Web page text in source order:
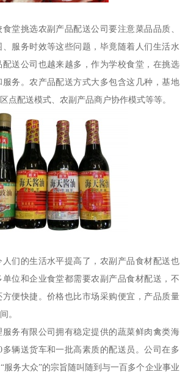
堂挑选农副产品配送公司要注意菜品品质、
服务时效等这些问题，毕竟随着人们生活水
送公司也越来越多，作为学校食堂，在挑选
务。农产品配送方式大多包含这几种，基地
点配送模式、农副产品商户协作模式等等。
们的生活水平提高了，农副产品食材配送也
位和企业食堂都需要农副产品食材配送，不
便快捷。价格也比市场采购便宜，产品质量
。
务有限公司拥有稳定提供的蔬菜鲜肉禽类海
辆送货车和一批高素质的配送员。公司在多
服务大众”的宗旨随叫随到与一百多个企业事业